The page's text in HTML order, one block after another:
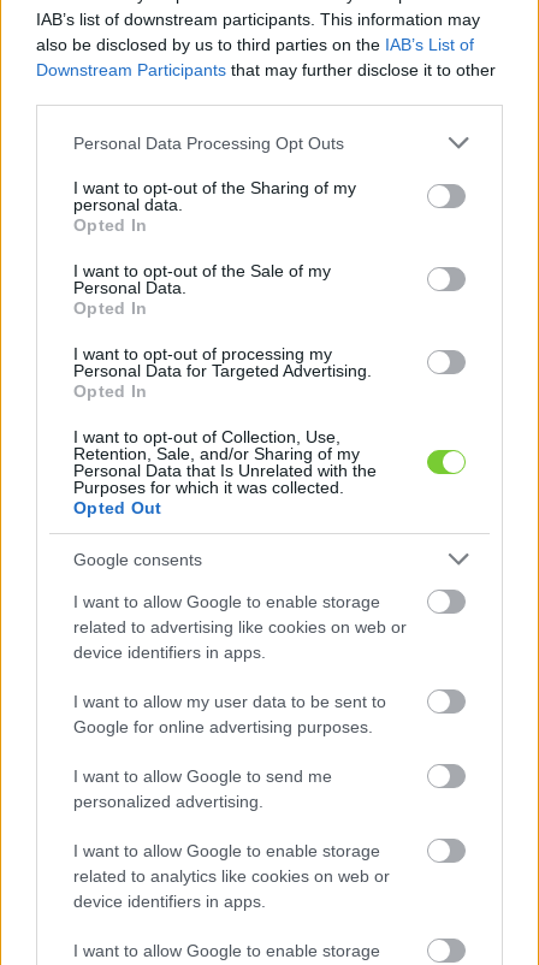
IAB’s list of downstream participants. This information may
also be disclosed by us to third parties on the IAB’s List of
Downstream Participants that may further disclose it to other
Please note that this website/app uses one or more Google
not limited to your visit or usage behaviour. You may click to
grant or deny consent to Google and its third-party tags to
use your data for below specified purposes in below Google
consent section.
Personal Data Processing Opt Outs
I want to opt-out of the Sharing of my
personal data.
Opted In
I want to opt-out of the Sale of my
Personal Data.
Opted In
I want to opt-out of processing my
Personal Data for Targeted Advertising.
Opted In
I want to opt-out of Collection, Use,
Retention, Sale, and/or Sharing of my
Personal Data that Is Unrelated with the
Purposes for which it was collected.
Opted Out
Google consents
I want to allow Google to enable storage
related to advertising like cookies on web or
device identifiers in apps.
I want to allow my user data to be sent to
Google for online advertising purposes.
I want to allow Google to send me
personalized advertising.
I want to allow Google to enable storage
related to analytics like cookies on web or
device identifiers in apps.
I want to allow Google to enable storage
Felhasználónév
Jelszó
Elfelejtette jelszavát?
Bejelentkezés
faiskola.hu
Kertészeti, kerti termékek és szolgáltatások térképes
KERTÉSZ ÉS KERTÉSZET REGISZTRÁCIÓ
E-mail küldése - Szabó
Kerttechnika Várpalota
neve:
mail címe:
Üzenet szövege: